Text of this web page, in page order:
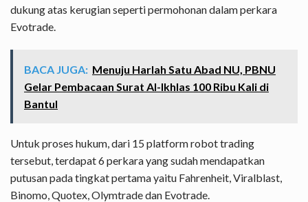
dukung atas kerugian seperti permohonan dalam perkara
Evotrade.
BACA JUGA: Menuju Harlah Satu Abad NU, PBNU
Gelar Pembacaan Surat Al-Ikhlas 100 Ribu Kali di
Bantul
Untuk proses hukum, dari 15 platform robot trading
tersebut, terdapat 6 perkara yang sudah mendapatkan
putusan pada tingkat pertama yaitu Fahrenheit, Viralblast,
Binomo, Quotex, Olymtrade dan Evotrade.